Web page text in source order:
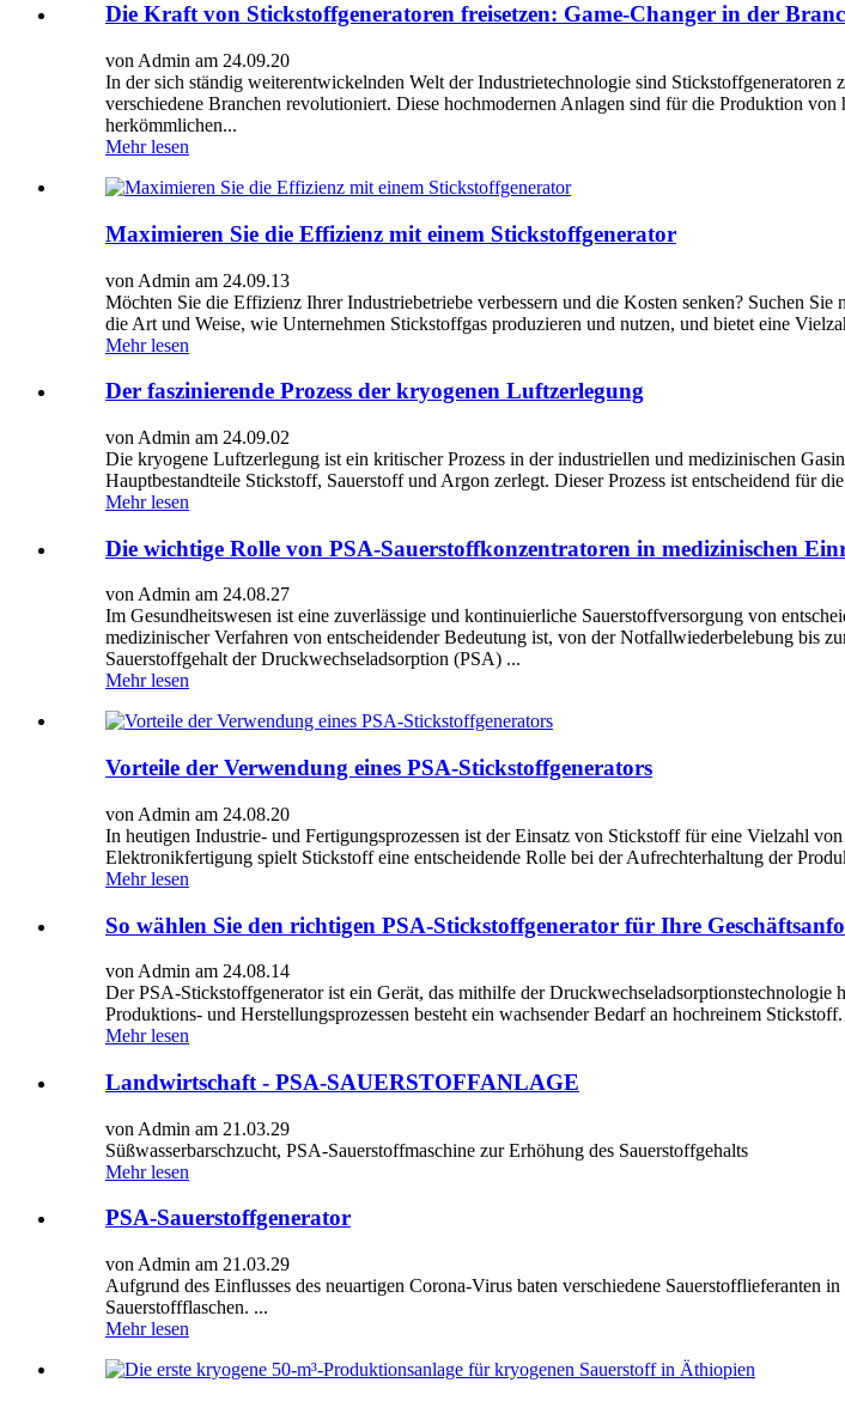
Die Kraft von Stickstoffgeneratoren freisetzen: Game-Changer in der
von Admin am 24.09.20
In der sich ständig weiterentwickelnden Welt der Industrietechnologie sind
verschiedene Branchen revolutioniert. Diese hochmodernen Anlagen sind für die Produktion
herkömmlichen...
Mehr lesen
Maximieren Sie die Effizienz mit einem Stickstoffgenerator
von Admin am 24.09.13
Möchten Sie die Effizienz Ihrer Industriebetriebe verbessern und die Kosten senken? Suchen
die Art und Weise, wie Unternehmen Stickstoffgas produzieren und nutzen, und bietet eine
Mehr lesen
Der faszinierende Prozess der kryogenen Luftzerlegung
von Admin am 24.09.02
Die kryogene Luftzerlegung ist ein kritischer Prozess in der industriellen und medizinischen
Hauptbestandteile Stickstoff, Sauerstoff und Argon zerlegt. Dieser Prozess ist entscheidend für
Mehr lesen
Die wichtige Rolle von PSA-Sauerstoffkonzentratoren in medizinischen
von Admin am 24.08.27
Im Gesundheitswesen ist eine zuverlässige und kontinuierliche Sauerstoffversorgung von
medizinischer Verfahren von entscheidender Bedeutung ist, von der Notfallwiederbelebung bis
Sauerstoffgehalt der Druckwechseladsorption (PSA) ...
Mehr lesen
Vorteile der Verwendung eines PSA-Stickstoffgenerators
von Admin am 24.08.20
In heutigen Industrie- und Fertigungsprozessen ist der Einsatz von Stickstoff für eine Vielzahl
Elektronikfertigung spielt Stickstoff eine entscheidende Rolle bei der Aufrechterhaltung der
Mehr lesen
So wählen Sie den richtigen PSA-Stickstoffgenerator für Ihre
von Admin am 24.08.14
Der PSA-Stickstoffgenerator ist ein Gerät, das mithilfe der
Produktions- und Herstellungsprozessen besteht ein wachsender Bedarf an hochreinem
Mehr lesen
Landwirtschaft - PSA-SAUERSTOFFANLAGE
von Admin am 21.03.29
Süßwasserbarschzucht, PSA-Sauerstoffmaschine zur Erhöhung des Sauerstoffgehalts
Mehr lesen
PSA-Sauerstoffgenerator
von Admin am 21.03.29
Aufgrund des Einflusses des neuartigen Corona-Virus baten verschiedene Sauerstofflieferanten
Sauerstoffflaschen. ...
Mehr lesen